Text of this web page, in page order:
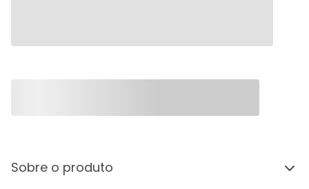
Sobre o produto